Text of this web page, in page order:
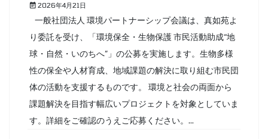
2026年4月21日
一般社団法人 環境パートナーシップ会議は、真如苑よ
り委託を受け、「環境保全・生物保護 市民活動助成“地
球・自然・いのちへ”」の公募を実施します。生物多様
性の保全や人材育成、地域課題の解決に取り組む市民団
体の活動を支援するものです。 環境と社会の両面から
課題解決を目指す幅広いプロジェクトを対象としていま
す。詳細をご確認のうえご応募ください。...